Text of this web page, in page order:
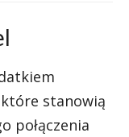
stanowią
połączenia